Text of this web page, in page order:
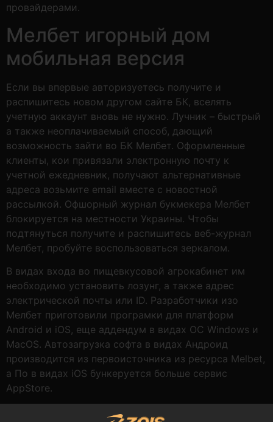
провайдерами.
Мелбет игорный дом
мобильная версия
Если вы впервые авторизуетесь получите и
распишитесь новом другом сайте БК, вселять
учетную аккаунт вновь не нужно. Лучник – быстрый
а также неоплачиваемый способ, дающий
возможность зайти во БК Мелбет. Оформленные
клиенты, кои привязали электронную почту к
учетной ежедневник, получают альтернативные
адреса возьмите email вместе с новостной
рассылкой. Офшорный журнал букмекера Мелбет
блокируется на местности Украины. Чтобы
подтянуться получите и распишитесь веб-журнал
Мелбет, пробуйте воспользоваться зеркалом.
В видах входа во пищевкусовой агрокабинет им
необходимо установить лозунг, а также адрес
электрической почты или ID. Разработчики изо
Мелбет приготовили програмки для платформ
Android и iOS, еще аддендум в видах ОС Windows и
MacOS. Автозагрузка софта в видах Андроид
производится из первоисточника из ресурса Melbet,
а По в видах iOS бункеруется больше сервис
AppStore.